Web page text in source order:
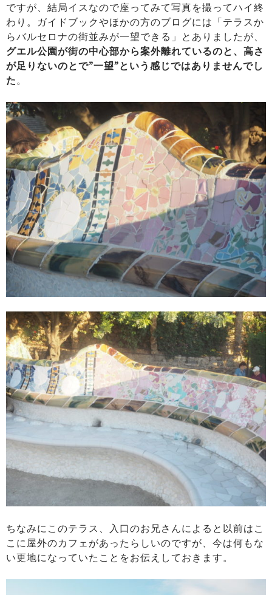
ですが、結局イスなので座ってみて写真を撮ってハイ終
わり。ガイドブックやほかの方のブログには「テラスか
らバルセロナの街並みが一望できる」とありましたが、
グエル公園が街の中心部から案外離れているのと、高さ
が足りないのとで”一望”という感じではありませんでし
た。
ちなみにこのテラス、入口のお兄さんによると以前はこ
こに屋外のカフェがあったらしいのですが、今は何もな
い更地になっていたことをお伝えしておきます。